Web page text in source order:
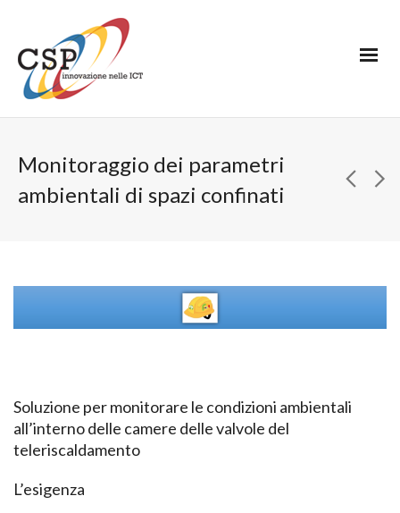
Monitoraggio dei parametri
ambientali di spazi confinati
Soluzione per monitorare le condizioni ambientali
all’interno delle camere delle valvole del
teleriscaldamento
L’esigenza